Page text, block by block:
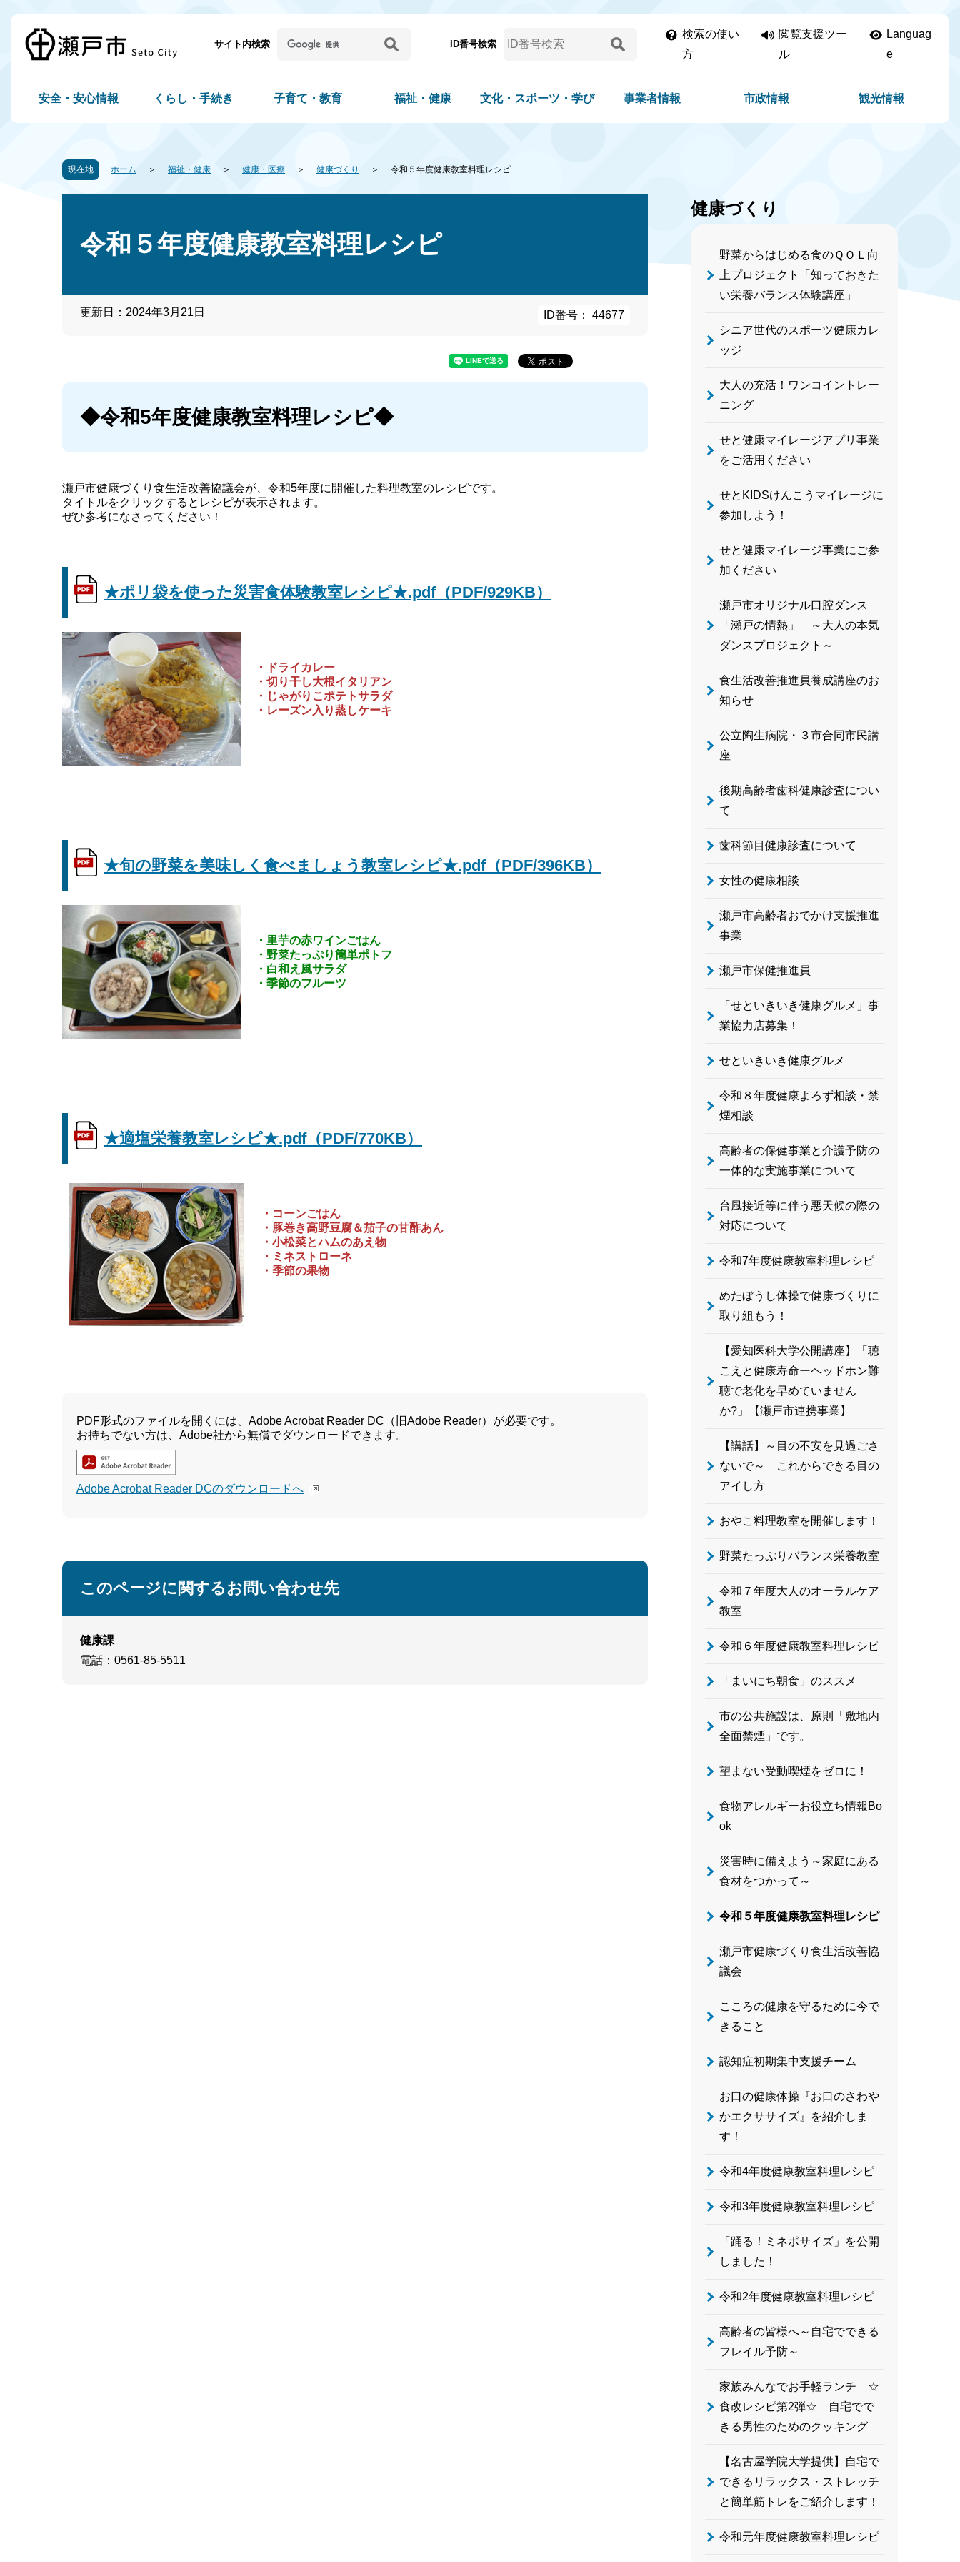
サイト内検索 ID番号検索
検索の使い
方
閲覧支援ツー
ル
Languag
e
安全・安心情報 くらし・手続き 子育て・教育 福祉・健康 文化・スポーツ・学び 事業者情報 市政情報 観光情報
現在地 ホーム 福祉・健康 健康・医療 健康づくり 令和５年度健康教室料理レシピ
令和５年度健康教室料理レシピ
更新日：2024年3月21日 ID番号： 44677
◆令和5年度健康教室料理レシピ◆
瀬戸市健康づくり食生活改善協議会が、令和5年度に開催した料理教室のレシピです。
タイトルをクリックするとレシピが表示されます。
ぜひ参考になさってください！
★ポリ袋を使った災害食体験教室レシピ★.pdf（PDF/929KB）
・ドライカレー
・切り干し大根イタリアン
・じゃがりこポテトサラダ
・レーズン入り蒸しケーキ
★旬の野菜を美味しく食べましょう教室レシピ★.pdf（PDF/396KB）
・里芋の赤ワインごはん
・野菜たっぷり簡単ポトフ
・白和え風サラダ
・季節のフルーツ
★適塩栄養教室レシピ★.pdf（PDF/770KB）
・コーンごはん
・豚巻き高野豆腐＆茄子の甘酢あん
・小松菜とハムのあえ物
・ミネストローネ
・季節の果物
PDF形式のファイルを開くには、Adobe Acrobat Reader DC（旧Adobe Reader）が必要です。
お持ちでない方は、Adobe社から無償でダウンロードできます。
Adobe Acrobat Reader DCのダウンロードへ
このページに関するお問い合わせ先
健康課
電話 ：0561-85-5511
健康づくり
野菜からはじめる食のＱＯＬ向
上プロジェクト「知っておきた
い栄養バランス体験講座」
シニア世代のスポーツ健康カレ
ッジ
大人の充活！ワンコイントレー
ニング
せと健康マイレージアプリ事業
をご活用ください
せとKIDSけんこうマイレージに
参加しよう！
せと健康マイレージ事業にご参
加ください
瀬戸市オリジナル口腔ダンス
「瀬戸の情熱」 ～大人の本気
ダンスプロジェクト～
食生活改善推進員養成講座のお
知らせ
公立陶生病院・３市合同市民講
座
後期高齢者歯科健康診査につい
て
歯科節目健康診査について
女性の健康相談
瀬戸市高齢者おでかけ支援推進
事業
瀬戸市保健推進員
「せといきいき健康グルメ」事
業協力店募集！
せといきいき健康グルメ
令和８年度健康よろず相談・禁
煙相談
高齢者の保健事業と介護予防の
一体的な実施事業について
台風接近等に伴う悪天候の際の
対応について
令和7年度健康教室料理レシピ
めたぼうし体操で健康づくりに
取り組もう！
【愛知医科大学公開講座】「聴
こえと健康寿命ーヘッドホン難
聴で老化を早めていません
か?」【瀬戸市連携事業】
【講話】～目の不安を見過ごさ
ないで～ これからできる目の
アイし方
おやこ料理教室を開催します！
野菜たっぷりバランス栄養教室
令和７年度大人のオーラルケア
教室
令和６年度健康教室料理レシピ
「まいにち朝食」のススメ
市の公共施設は、原則「敷地内
全面禁煙」です。
望まない受動喫煙をゼロに！
食物アレルギーお役立ち情報Bo
ok
災害時に備えよう～家庭にある
食材をつかって～
令和５年度健康教室料理レシピ
瀬戸市健康づくり食生活改善協
議会
こころの健康を守るために今で
きること
認知症初期集中支援チーム
お口の健康体操『お口のさわや
かエクササイズ』を紹介しま
す！
令和4年度健康教室料理レシピ
令和3年度健康教室料理レシピ
「踊る！ミネポサイズ」を公開
しました！
令和2年度健康教室料理レシピ
高齢者の皆様へ～自宅でできる
フレイル予防～
家族みんなでお手軽ランチ ☆
食改レシピ第2弾☆ 自宅でで
きる男性のためのクッキング
【名古屋学院大学提供】自宅で
できるリラックス・ストレッチ
と簡単筋トレをご紹介します！
令和元年度健康教室料理レシピ